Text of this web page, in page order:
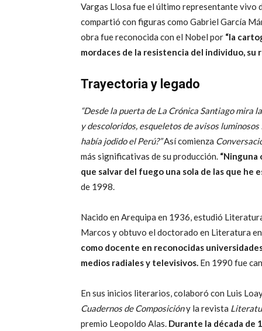
Vargas Llosa fue el último representante vivo
compartió con figuras como Gabriel García
obra fue reconocida con el Nobel por “la
mordaces de la resistencia del individuo, su
Trayectoria y legado
“Desde la puerta de La Crónica Santiago mira
y descoloridos, esqueletos de avisos
había jodido el Perú?”Así comienza
más significativas de su producción. “Ninguna
que salvar del fuego una sola de las que he
de 1998.
Nacido en Arequipa en 1936, estudió
Marcos y obtuvo el doctorado en Literatura
como docente en reconocidas
medios radiales y televisivos. En 1990 fue
En sus inicios literarios, colaboró con Luis
Cuadernos de Composicióny la revista
premio Leopoldo Alas. Durante la década de